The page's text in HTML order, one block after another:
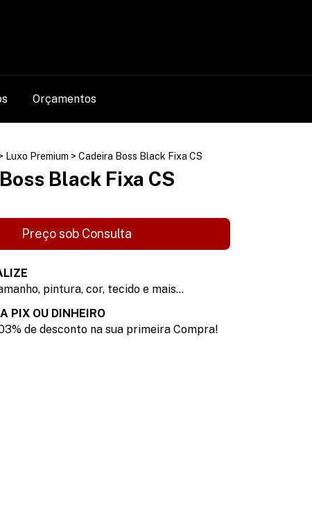
Orçamentos
Luxo Premium > Cadeira Boss Black Fixa CS
Black Fixa CS
pintura, cor, tecido e mais...
PIX OU DINHEIRO
de desconto na sua primeira Compra!